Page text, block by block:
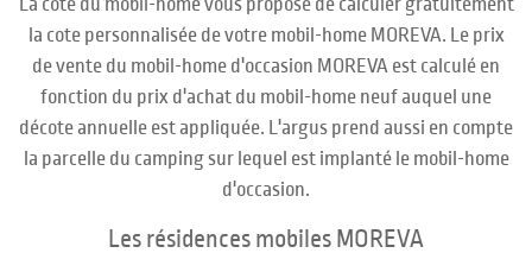
La cote du mobil-home vous propose de calculer gratuitement
la cote personnalisée de votre mobil-home MOREVA. Le prix
de vente du mobil-home d'occasion MOREVA est calculé en
fonction du prix d'achat du mobil-home neuf auquel une
décote annuelle est appliquée. L'argus prend aussi en compte
la parcelle du camping sur lequel est implanté le mobil-home
d'occasion.
Les résidences mobiles MOREVA